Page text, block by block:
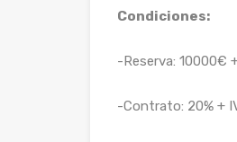
Condiciones:
-Reserva: 10000€
-Contrato: 20% +